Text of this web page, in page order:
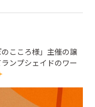
こころ様」主催の譲
ンプシェイドのワー